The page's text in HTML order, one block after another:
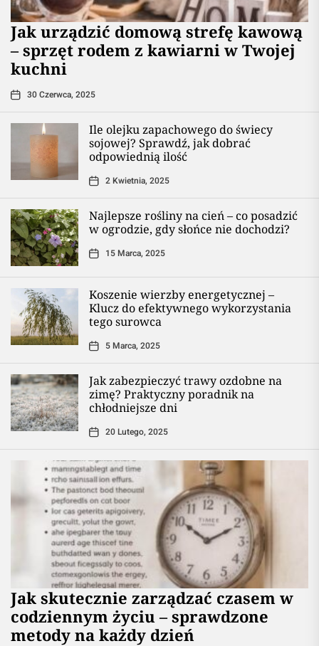
​Jak urządzić domową strefę kawową
– sprzęt rodem z kawiarni w Twojej
kuchni
30 Czerwca, 2025
Ile olejku zapachowego do świecy
sojowej? Sprawdź, jak dobrać
odpowiednią ilość
2 Kwietnia, 2025
Najlepsze rośliny na cień – co posadzić
w ogrodzie, gdy słońce nie dochodzi?
15 Marca, 2025
Koszenie wierzby energetycznej –
Klucz do efektywnego wykorzystania
tego surowca
5 Marca, 2025
Jak zabezpieczyć trawy ozdobne na
zimę? Praktyczny poradnik na
chłodniejsze dni
20 Lutego, 2025
Jak skutecznie zarządzać czasem w
codziennym życiu – sprawdzone
metody na każdy dzień